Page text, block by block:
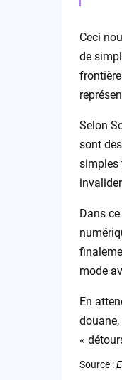
Ceci
de
Selon
sont
simples
Dans
mode
En
«
Source :